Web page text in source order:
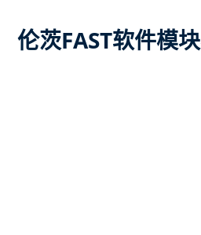
伦茨FAST软件模